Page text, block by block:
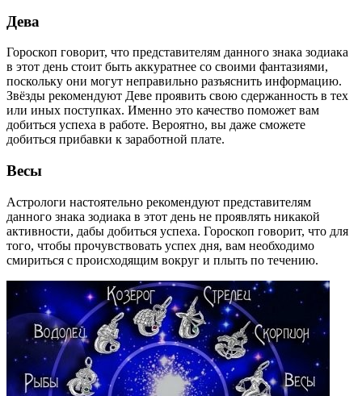
Дева
Гороскоп говорит, что представителям данного знака зодиака
в этот день стоит быть аккуратнее со своими фантазиями,
поскольку они могут неправильно разъяснить информацию.
Звёзды рекомендуют Деве проявить свою сдержанность в тех
или иных поступках. Именно это качество поможет вам
добиться успеха в работе. Вероятно, вы даже сможете
добиться прибавки к заработной плате.
Весы
Астрологи настоятельно рекомендуют представителям
данного знака зодиака в этот день не проявлять никакой
активности, дабы добиться успеха. Гороскоп говорит, что для
того, чтобы прочувствовать успех дня, вам необходимо
смириться с происходящим вокруг и плыть по течению.